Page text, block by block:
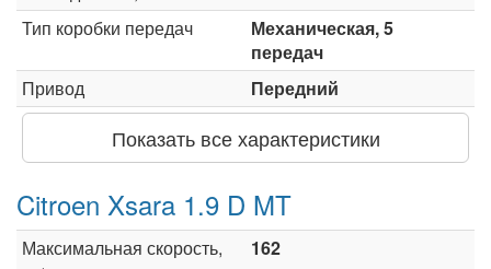
Тип коробки передач
Механическая, 5
передач
Привод
Передний
Показать все характеристики
Citroen Xsara 1.9 D MT
Максимальная скорость, 162